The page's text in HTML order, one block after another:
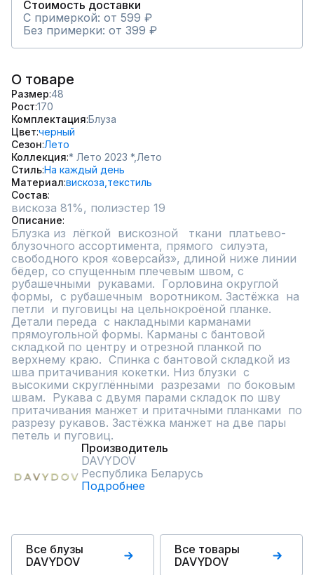
Стоимость доставки
С примеркой: от 599 ₽
Без примерки: от 399 ₽
О товаре
Размер 48
Рост 170
Комплектация Блуза
Цвет черный
Сезон Лето
Коллекция * Лето 2023 *, Лето
СтильНа каждый день
Материал вискоза, текстиль
Состав
вискоза 81%, полиэстер 19
Описание
Блузка из  лёгкой  вискозной   ткани  платьево-
блузочного ассортимента, прямого  силуэта,
свободного кроя «оверсайз», длиной ниже линии
бёдер, со спущенным плечевым швом, с
рубашечными  рукавами.  Горловина округлой
формы,  с рубашечным  воротником. Застёжка  на
петли  и пуговицы на цельнокроёной планке.
Детали переда  с накладными карманами
прямоугольной формы. Карманы с бантовой
складкой по центру и отрезной планкой по
верхнему краю.  Спинка с бантовой складкой из
шва притачивания кокетки. Низ блузки  с
высокими скруглёнными  разрезами  по боковым
швам.  Рукава с двумя парами складок по шву
притачивания манжет и притачными планками  по
разрезу рукавов. Застёжка манжет на две пары
петель и пуговиц.
Производитель
DAVYDOV
Республика Беларусь
Подробнее
Все блузы
DAVYDOV
Все товары
DAVYDOV